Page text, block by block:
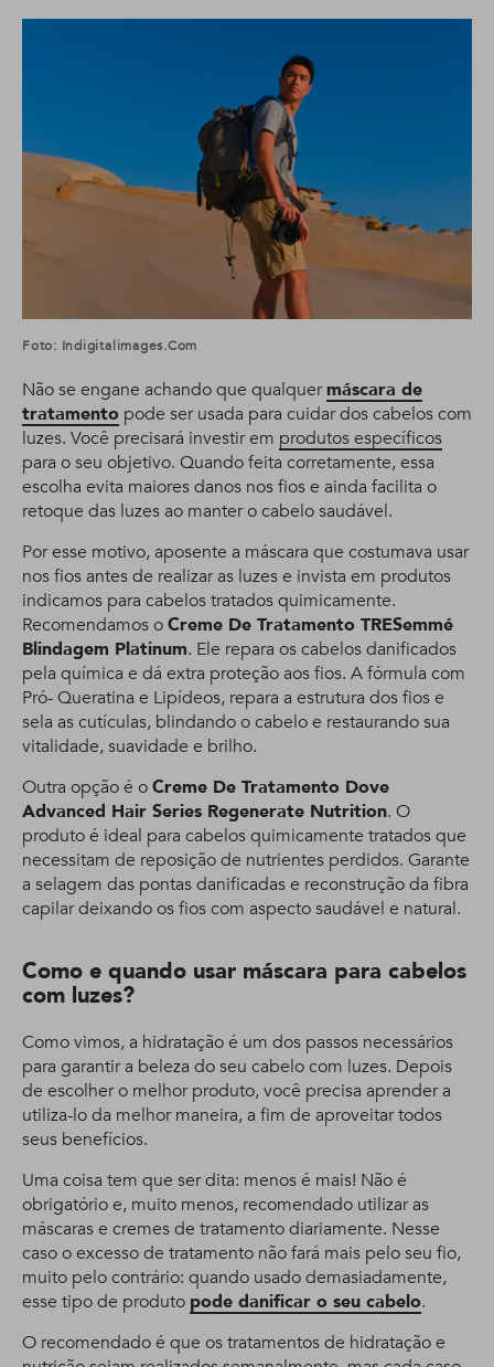
Foto: Indigitalimages.com
Não se engane achando que qualquermáscara de
tratamento pode ser usada para cuidar dos cabelos com
luzes. Você precisará investir em produtos específicos
para o seu objetivo. Quando feita corretamente, essa
escolha evita maiores danos nos fios e ainda facilita o
retoque das luzes ao manter o cabelo saudável.
Por esse motivo, aposente a máscara que costumava usar
nos fios antes de realizar as luzes e invista em produtos
indicamos para cabelos tratados quimicamente.
Recomendamos oCreme De Tratamento TRESemmé
Blindagem Platinum. Ele repara os cabelos danificados
pela química e dá extra proteção aos fios. A fórmula com
Pró- Queratina e Lipídeos, repara a estrutura dos fios e
sela as cutículas, blindando o cabelo e restaurando sua
vitalidade, suavidade e brilho.
Outra opção é oCreme De Tratamento Dove
Advanced Hair Series Regenerate Nutrition. O
produto é ideal para cabelos quimicamente tratados que
necessitam de reposição de nutrientes perdidos. Garante
a selagem das pontas danificadas e reconstrução da fibra
capilar deixando os fios com aspecto saudável e natural.
Como e quando usar máscara para cabelos
com luzes?
Como vimos, a hidratação é um dos passos necessários
para garantir a beleza do seu cabelo com luzes. Depois
de escolher o melhor produto, você precisa aprender a
utiliza-lo da melhor maneira, a fim de aproveitar todos
seus benefícios.
Uma coisa tem que ser dita: menos é mais! Não é
obrigatório e, muito menos, recomendado utilizar as
máscaras e cremes de tratamento diariamente. Nesse
caso o excesso de tratamento não fará mais pelo seu fio,
muito pelo contrário: quando usado demasiadamente,
esse tipo de produto pode danificar o seu cabelo.
O recomendado é que os tratamentos de hidratação e